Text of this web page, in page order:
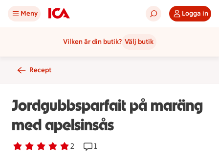
Meny Logga in
Vilken är din butik? Välj butik
Recept
Jordgubbsparfait på maräng
med apelsinsås
Betyg 5 av 5. 2
2 personer har röstatReceptet har 1 kommentarer
1